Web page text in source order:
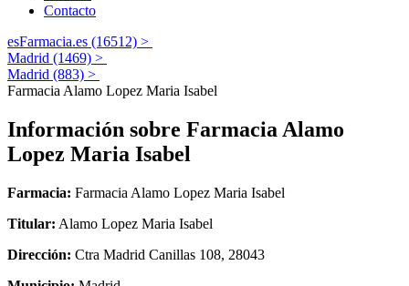
Contacto
esFarmacia.es (16512) >
Madrid (1469) >
Madrid (883) >
Farmacia Alamo Lopez Maria Isabel
Información sobre Farmacia Alamo
Lopez Maria Isabel
Farmacia: Farmacia Alamo Lopez Maria Isabel
Titular: Alamo Lopez Maria Isabel
Dirección: Ctra Madrid Canillas 108, 28043